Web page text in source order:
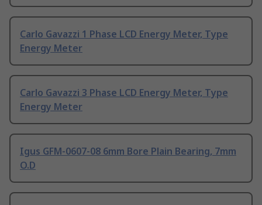
Carlo Gavazzi 1 Phase LCD Energy Meter, Type
Energy Meter
Carlo Gavazzi 3 Phase LCD Energy Meter, Type
Energy Meter
Igus GFM-0607-08 6mm Bore Plain Bearing, 7mm
O.D